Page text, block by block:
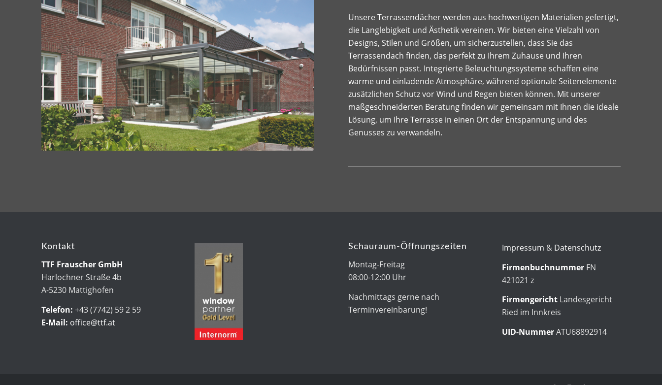
Unsere Terrassendächer werden aus hochwertigen Materialien gefertigt,
die Langlebigkeit und Ästhetik vereinen. Wir bieten eine Vielzahl von
Designs, Stilen und Größen, um sicherzustellen, dass Sie das
Terrassendach finden, das perfekt zu Ihrem Zuhause und Ihren
Bedürfnissen passt. Integrierte Beleuchtungssysteme schaffen eine
warme und einladende Atmosphäre, während optionale Seitenelemente
zusätzlichen Schutz vor Wind und Regen bieten können. Mit unserer
maßgeschneiderten Beratung finden wir gemeinsam mit Ihnen die ideale
Lösung, um Ihre Terrasse in einen Ort der Entspannung und des
Genusses zu verwandeln.
Kontakt
TTF Frauscher GmbH
Harlochner Straße 4b
A-5230 Mattighofen
Telefon: +43 (7742) 59 2 59
E-Mail: office@ttf.at
Schauraum-Öffnungszeiten
Montag-Freitag
08:00-12:00 Uhr
Nachmittags gerne nach
Terminvereinbarung!
Impressum & Datenschutz
Firmenbuchnummer FN
421021 z
Firmengericht Landesgericht
Ried im Innkreis
UID-NummerATU68892914